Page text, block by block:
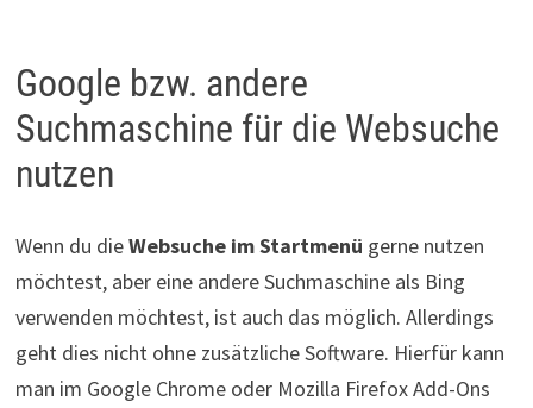
Google bzw. andere
Suchmaschine für die Websuche
nutzen
Wenn du dieWebsuche im Startmenü gerne nutzen
möchtest, aber eine andere Suchmaschine als Bing
verwenden möchtest, ist auch das möglich. Allerdings
geht dies nicht ohne zusätzliche Software. Hierfür kann
man im Google Chrome oder Mozilla Firefox Add-Ons